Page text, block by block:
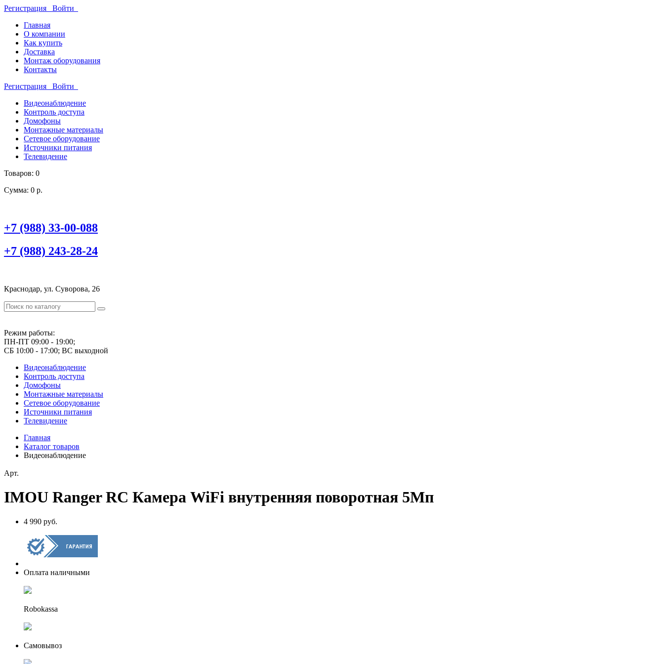
Регистрация Войти
Главная
О компании
Как купить
Доставка
Монтаж оборудования
Контакты
Регистрация Войти
Видеонаблюдение
Контроль доступа
Домофоны
Монтажные материалы
Сетевое оборудование
Источники питания
Телевидение
Товаров: 0
Сумма: 0 р.
+7 (988) 33-00-088
+7 (988) 243-28-24
Краснодар, ул. Суворова, 26
Режим работы:
ПН-ПТ 09:00 - 19:00;
СБ 10:00 - 17:00; ВС выходной
Видеонаблюдение
Контроль доступа
Домофоны
Монтажные материалы
Сетевое оборудование
Источники питания
Телевидение
Главная
Каталог товаров
Видеонаблюдение
Арт.
IMOU Ranger RC Камера WiFi внутренняя поворотная 5Мп
4 990 руб.
Оплата наличными
Robokassa
Самовывоз